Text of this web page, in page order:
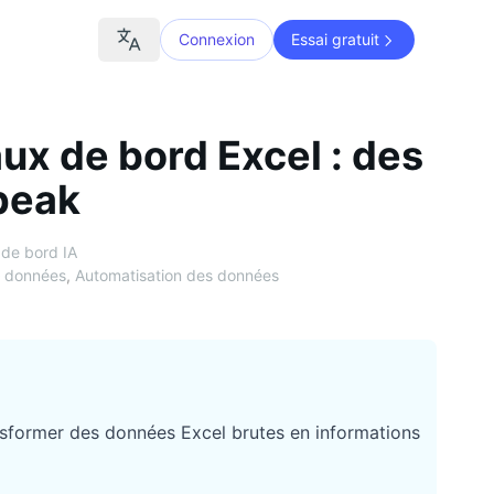
Connexion Essai gratuit
de bord Excel : des
bord IA
données, Automatisation des données
des données Excel brutes en informations